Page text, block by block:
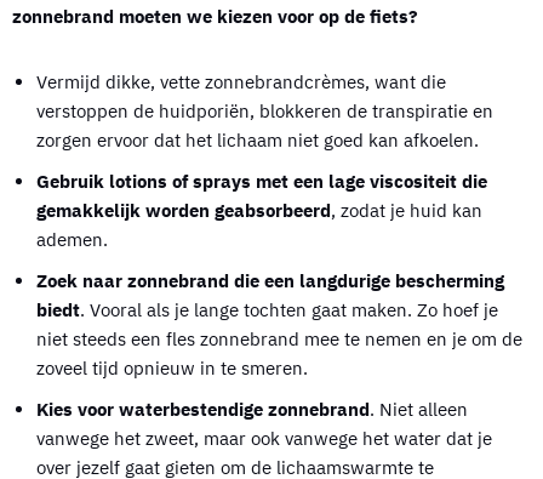
zonnebrand moeten we kiezen voor op de fiets?
Vermijd dikke, vette zonnebrandcrèmes, want die
verstoppen de huidporiën, blokkeren de transpiratie en
zorgen ervoor dat het lichaam niet goed kan afkoelen.
Gebruik lotions of sprays met een lage viscositeit die
gemakkelijk worden geabsorbeerd, zodat je huid kan
ademen.
Zoek naar zonnebrand die een langdurige bescherming
biedt. Vooral als je lange tochten gaat maken. Zo hoef je
niet steeds een fles zonnebrand mee te nemen en je om de
zoveel tijd opnieuw in te smeren.
Kies voor waterbestendige zonnebrand. Niet alleen
vanwege het zweet, maar ook vanwege het water dat je
over jezelf gaat gieten om de lichaamswarmte te